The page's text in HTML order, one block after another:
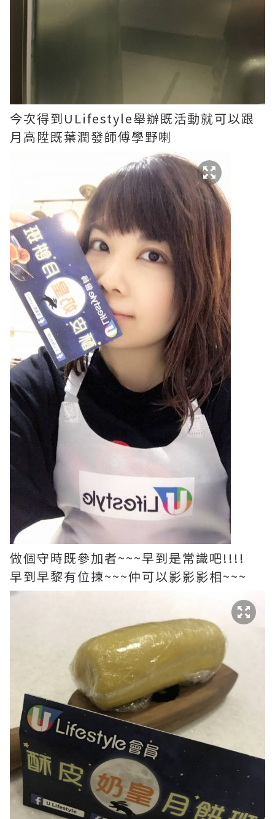
今次得到ULifestyle舉辦既活動就可以跟
月高陞既葉潤發師傅學野喇
做個守時既參加者~~~早到是常識吧!!!!
早到早黎有位揀~~~仲可以影影影相~~~